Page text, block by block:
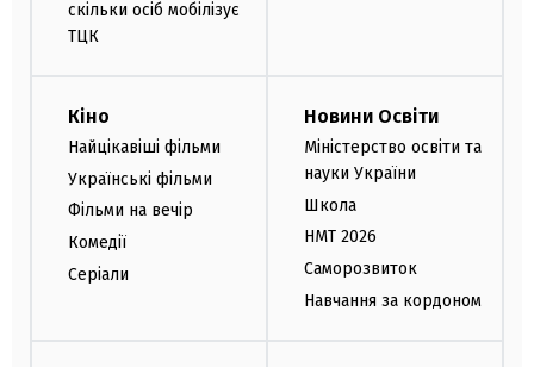
скільки осіб мобілізує
ТЦК
Кіно
Найцікавіші фільми
Українські фільми
Фільми на вечір
Комедії
Серіали
Новини Освіти
Міністерство освіти та
науки України
Школа
НМТ 2026
Саморозвиток
Навчання за кордоном